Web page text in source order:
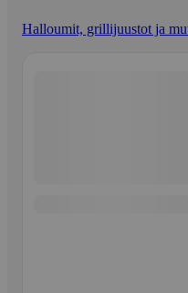
Halloumit, grillijuustot ja